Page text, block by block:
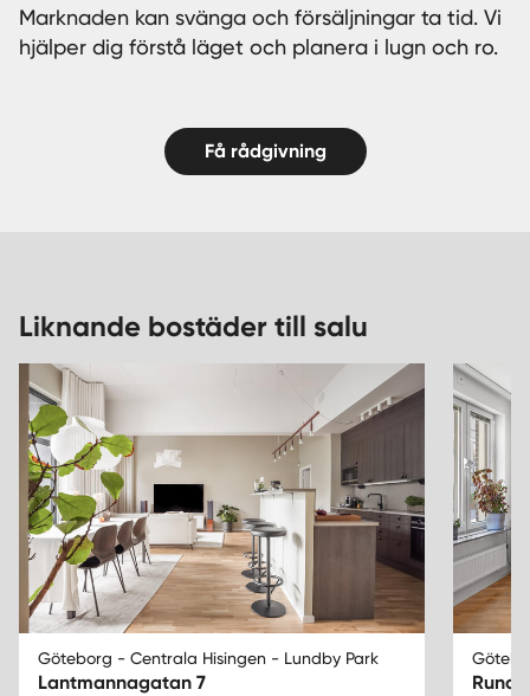
Marknaden kan svänga och försäljningar ta tid. Vi
hjälper dig förstå läget och planera i lugn och ro.
Få rådgivning
Liknande bostäder till salu
Göteborg - Centrala Hisingen - Lundby Park
Lantmannagatan 7